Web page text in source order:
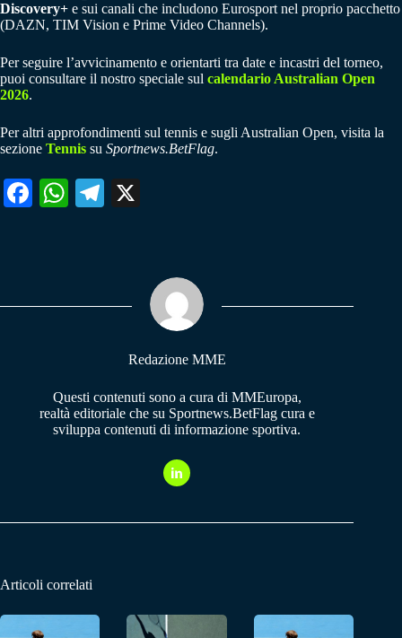
Discovery+ e sui canali che includono Eurosport nel proprio pacchetto
(DAZN, TIM Vision e Prime Video Channels).
Per seguire l’avvicinamento e orientarti tra date e incastri del torneo,
puoi consultare il nostro speciale sul calendario Australian Open
2026.
Per altri approfondimenti sul tennis e sugli Australian Open, visita la
sezione Tennis su Sportnews.BetFlag.
Fa W
pp
Te
m
Redazione MME
Questi contenuti sono a cura di MMEuropa,
realtà editoriale che su Sportnews.BetFlag cura e
sviluppa contenuti di informazione sportiva.
Articoli correlati